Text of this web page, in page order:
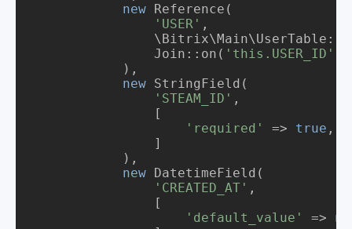
new Reference(
'USER' ,
                Join::on(
'this.USER_ID'
            ),
new StringField(
'STEAM_ID' ,
                [
'required'
=> true ,
                ]
            ),
new DatetimeField(
'CREATED_AT' ,
                [
'default_value'
=>